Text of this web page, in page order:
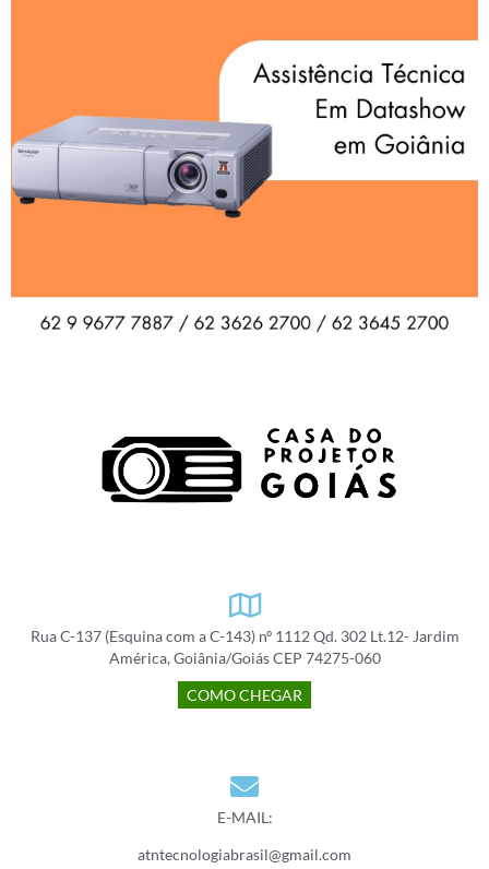
Rua C-137 (Esquina com a C-143) nº 1112 Qd. 302 Lt.12- Jardim
América, Goiânia/Goiás CEP 74275-060
COMO CHEGAR
E-MAIL:
atntecnologiabrasil@gmail.com